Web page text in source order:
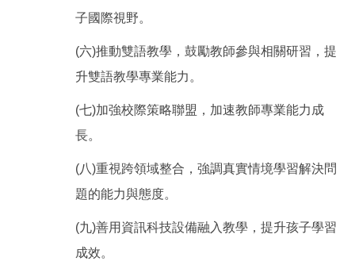
子國際視野。
(六)推動雙語教學，鼓勵教師參與相關研習，提
升雙語教學專業能力。
(七)加強校際策略聯盟，加速教師專業能力成
長。
(八)重視跨領域整合，強調真實情境學習解決問
題的能力與態度。
(九)善用資訊科技設備融入教學，提升孩子學習
成效。